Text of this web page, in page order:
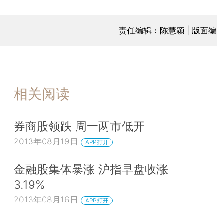
责任编辑：陈慧颖 | 版面
相关阅读
券商股领跌 周一两市低开
2013年08月19日 APP打开
金融股集体暴涨 沪指早盘收涨
3.19%
2013年08月16日 APP打开